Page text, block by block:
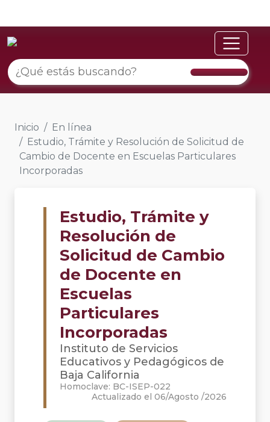
Inicio
En línea
Estudio, Trámite y Resolución de Solicitud de
Cambio de Docente en Escuelas Particulares
Incorporadas
Estudio, Trámite y
Resolución de
Solicitud de Cambio
de Docente en
Escuelas
Particulares
Incorporadas
Instituto de Servicios
Educativos y Pedagógicos de
Baja California
Homoclave: BC-ISEP-022
Actualizado el 06/Agosto /2026